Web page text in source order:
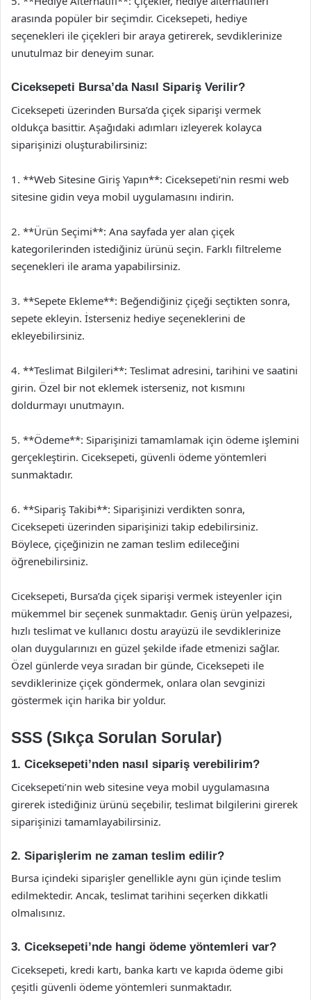
arasında popüler bir seçimdir. Ciceksepeti, hediye
seçenekleri ile çiçekleri bir araya getirerek, sevdiklerinize
unutulmaz bir deneyim sunar.
Ciceksepeti Bursa’da Nasıl Sipariş Verilir?
Ciceksepeti üzerinden Bursa’da çiçek siparişi vermek
oldukça basittir. Aşağıdaki adımları izleyerek kolayca
siparişinizi oluşturabilirsiniz:
1. **Web Sitesine Giriş Yapın**: Ciceksepeti’nin resmi web
sitesine gidin veya mobil uygulamasını indirin.
2. **Ürün Seçimi**: Ana sayfada yer alan çiçek
kategorilerinden istediğiniz ürünü seçin. Farklı filtreleme
seçenekleri ile arama yapabilirsiniz.
3. **Sepete Ekleme**: Beğendiğiniz çiçeği seçtikten sonra,
sepete ekleyin. İsterseniz hediye seçeneklerini de
ekleyebilirsiniz.
4. **Teslimat Bilgileri**: Teslimat adresini, tarihini ve saatini
girin. Özel bir not eklemek isterseniz, not kısmını
doldurmayı unutmayın.
5. **Ödeme**: Siparişinizi tamamlamak için ödeme işlemini
gerçekleştirin. Ciceksepeti, güvenli ödeme yöntemleri
sunmaktadır.
6. **Sipariş Takibi**: Siparişinizi verdikten sonra,
Ciceksepeti üzerinden siparişinizi takip edebilirsiniz.
Böylece, çiçeğinizin ne zaman teslim edileceğini
öğrenebilirsiniz.
Ciceksepeti, Bursa’da çiçek siparişi vermek isteyenler için
mükemmel bir seçenek sunmaktadır. Geniş ürün yelpazesi,
hızlı teslimat ve kullanıcı dostu arayüzü ile sevdiklerinize
olan duygularınızı en güzel şekilde ifade etmenizi sağlar.
Özel günlerde veya sıradan bir günde, Ciceksepeti ile
sevdiklerinize çiçek göndermek, onlara olan sevginizi
göstermek için harika bir yoldur.
SSS (Sıkça Sorulan Sorular)
1. Ciceksepeti’nden nasıl sipariş verebilirim?
Ciceksepeti’nin web sitesine veya mobil uygulamasına
girerek istediğiniz ürünü seçebilir, teslimat bilgilerini girerek
siparişinizi tamamlayabilirsiniz.
2. Siparişlerim ne zaman teslim edilir?
Bursa içindeki siparişler genellikle aynı gün içinde teslim
edilmektedir. Ancak, teslimat tarihini seçerken dikkatli
olmalısınız.
3. Ciceksepeti’nde hangi ödeme yöntemleri var?
Ciceksepeti, kredi kartı, banka kartı ve kapıda ödeme gibi
çeşitli güvenli ödeme yöntemleri sunmaktadır.